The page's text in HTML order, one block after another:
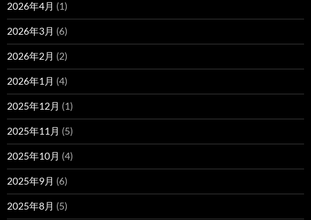
2026年4月 (1)
2026年3月 (6)
2026年2月 (2)
2026年1月 (4)
2025年12月 (1)
2025年11月 (5)
2025年10月 (4)
2025年9月 (6)
2025年8月 (5)